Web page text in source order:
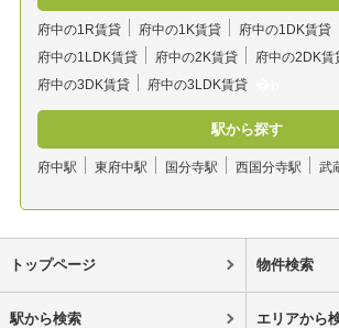
府中の1R賃貸 府中の1K賃貸
府中の1DK賃貸
府中の1LDK賃貸
府中の2K賃貸
府中の2DK賃
府中の3DK賃貸
府中の3LDK賃貸
駅から探す
府中駅 東府中駅 国分寺駅 西国分寺駅 武
トップページ 物件検索
駅から検索 エリアから